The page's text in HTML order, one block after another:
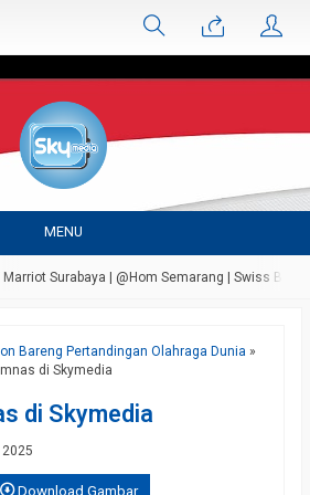
MENU
Surabaya | @Hom Semarang | Swiss
Bareng Pertandingan Olahraga Dunia »
di Skymedia
di Skymedia
Download Gambar